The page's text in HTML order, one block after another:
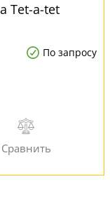
Tet-a-tet
По запросу